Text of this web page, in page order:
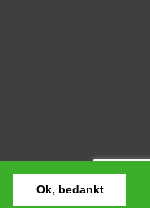
Ok, bedankt